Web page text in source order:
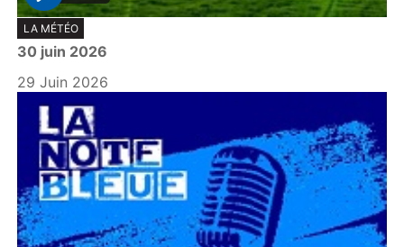
P
l
a
y
LA MÉTÉO
30 juin 2026
29 Juin 2026